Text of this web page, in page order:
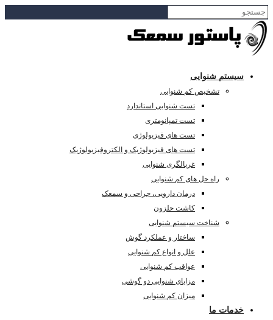
سیستم شنوایی
تشخیص کم شنوایی
تست شنوایی استاندارد
تست تمپانومتری
تست های فیزیولوژی
تست های فیزیولوژیک و الکتروفیزیولوژیک
غربالگری شنوایی
راه حل های کم شنوایی
درمان دارویی، جراحی و سمعک
کاشت حلزون
شناخت سیستم شنوایی
ساختار و عملکرد گوش
علل و انواع کم شنوایی
عواقب کم شنوایی
مزایای شنوایی دو گوشی
میزان کم شنوایی
خدمات ما